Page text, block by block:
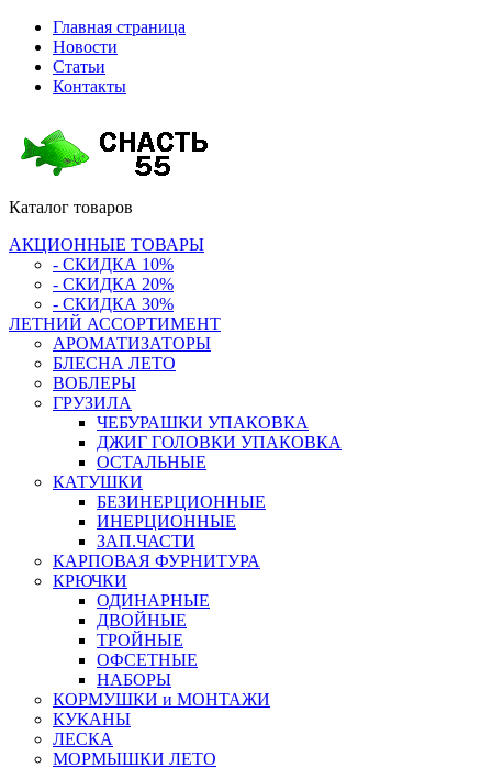
Главная страница
Новости
Статьи
Контакты
Каталог товаров
АКЦИОННЫЕ ТОВАРЫ
- СКИДКА 10%
- СКИДКА 20%
- СКИДКА 30%
ЛЕТНИЙ АССОРТИМЕНТ
АРОМАТИЗАТОРЫ
БЛЕСНА ЛЕТО
ВОБЛЕРЫ
ГРУЗИЛА
ЧЕБУРАШКИ УПАКОВКА
ДЖИГ ГОЛОВКИ УПАКОВКА
ОСТАЛЬНЫЕ
КАТУШКИ
БЕЗИНЕРЦИОННЫЕ
ИНЕРЦИОННЫЕ
ЗАП.ЧАСТИ
КАРПОВАЯ ФУРНИТУРА
КРЮЧКИ
ОДИНАРНЫЕ
ДВОЙНЫЕ
ТРОЙНЫЕ
ОФСЕТНЫЕ
НАБОРЫ
КОРМУШКИ и МОНТАЖИ
КУКАНЫ
ЛЕСКА
МОРМЫШКИ ЛЕТО